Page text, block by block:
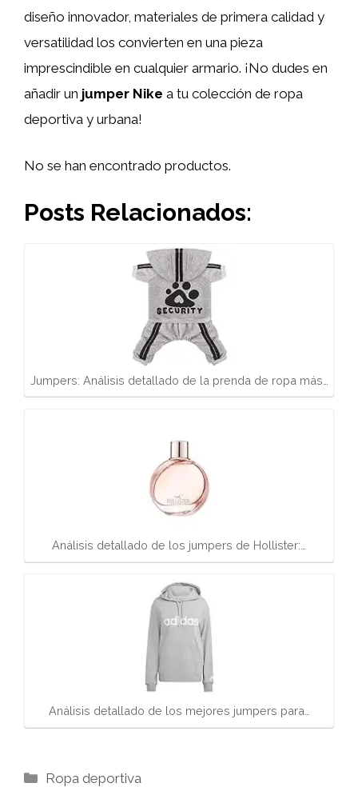
diseño innovador, materiales de primera calidad y
versatilidad los convierten en una pieza
imprescindible en cualquier armario. ¡No dudes en
añadir un jumper Nike a tu colección de ropa
deportiva y urbana!
No se han encontrado productos.
Posts Relacionados:
Jumpers: Análisis detallado de la prenda de ropa más…
Análisis detallado de los jumpers de Hollister:…
Análisis detallado de los mejores jumpers para…
Categorías
Ropa deportiva